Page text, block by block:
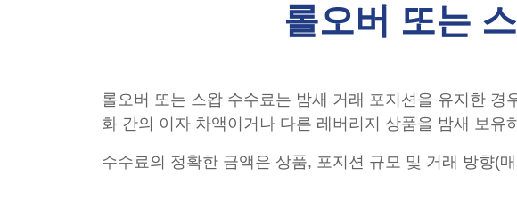
롤오버 또는
롤오버 또는 스왑 수수료는 밤새 거래 포지션을 유지한
화 간의 이자 차액이거나 다른 레버리지 상품을 밤새 보유
수수료의 정확한 금액은 상품, 포지션 규모 및 거래 방향(